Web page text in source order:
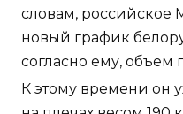
словам, российское
новый график
согласно ему, объем
К этому времени он